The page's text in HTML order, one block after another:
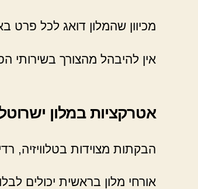
מכיוון שהמלון דואג לכל
אין להיבהל מהצורך בשירותי
אטרקציות במלון
הבקתות מצוידות בטלוויזיה,
אורחי מלון בראשית יכולים